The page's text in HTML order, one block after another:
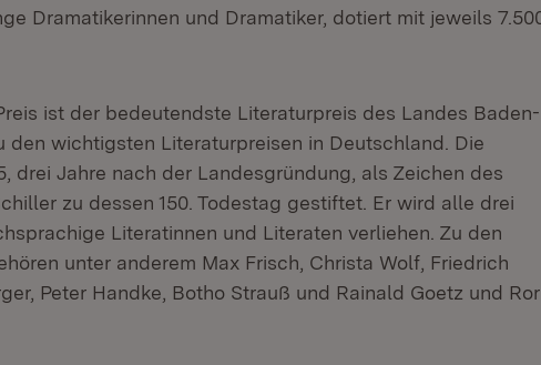
Dramatikerinnen und Dramatiker, dotiert mit jeweils
ist der bedeutendste Literaturpreis des Landes Baden-
den wichtigsten Literaturpreisen in Deutschland. Die
drei Jahre nach der Landesgründung, als Zeichen des
zu dessen 150. Todestag gestiftet. Er wird alle drei
Literatinnen und Literaten verliehen. Zu den
unter anderem Max Frisch, Christa Wolf, Friedrich
Peter Handke, Botho Strauß und Rainald Goetz und Ror